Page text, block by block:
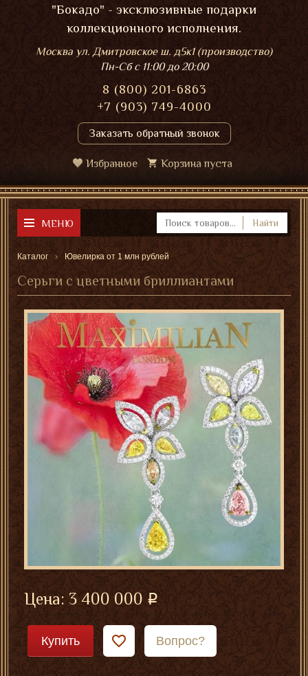
"Бокадо" - эксклюзивные подарки
коллекционного исполнения.
Москва ул. Дмитровское ш. д5к1 (производство)
Пн-Сбс 11:00 до 20:00
8 (800) 201-6863
+7 (903) 749-4000
Заказать обратный звонок
Избранное Корзина пуста
МЕНЮ Найти
Каталог Ювелирка от 1 млн рублей
Серьги с цветными бриллиантами
Цена:3 400 000
Купить Вопрос?